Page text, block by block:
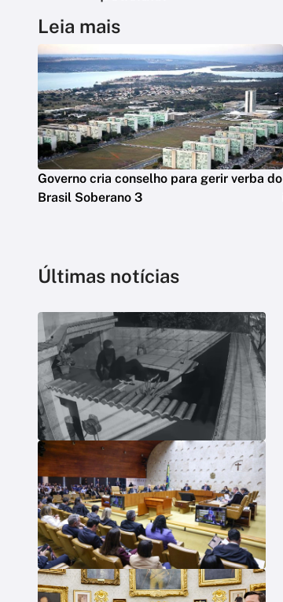
Leia mais
Governo cria conselho para gerir verba do
Brasil Soberano 3
Últimas notícias